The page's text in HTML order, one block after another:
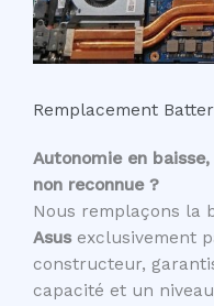
Remplacement
Autonomie en
non reconnue ?
Nous remplaçons la
Asusexclusivement
constructeur,
capacité et un